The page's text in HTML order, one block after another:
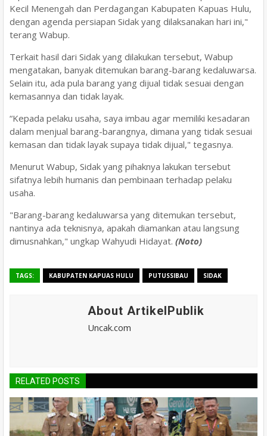
Kecil Menengah dan Perdagangan Kabupaten Kapuas Hulu,
dengan agenda persiapan Sidak yang dilaksanakan hari ini,"
terang Wabup.
Terkait hasil dari Sidak yang dilakukan tersebut, Wabup
mengatakan, banyak ditemukan barang-barang kedaluwarsa.
Selain itu, ada pula barang yang dijual tidak sesuai dengan
kemasannya dan tidak layak.
“Kepada pelaku usaha, saya imbau agar memiliki kesadaran
dalam menjual barang-barangnya, dimana yang tidak sesuai
kemasan dan tidak layak supaya tidak dijual," tegasnya.
Menurut Wabup, Sidak yang pihaknya lakukan tersebut
sifatnya lebih humanis dan pembinaan terhadap pelaku
usaha.
"Barang-barang kedaluwarsa yang ditemukan tersebut,
nantinya ada teknisnya, apakah diamankan atau langsung
dimusnahkan," ungkap Wahyudi Hidayat. (Noto)
TAGS: KABUPATEN KAPUAS HULU PUTUSSIBAU SIDAK
About ArtikelPublik
Uncak.com
RELATED POSTS